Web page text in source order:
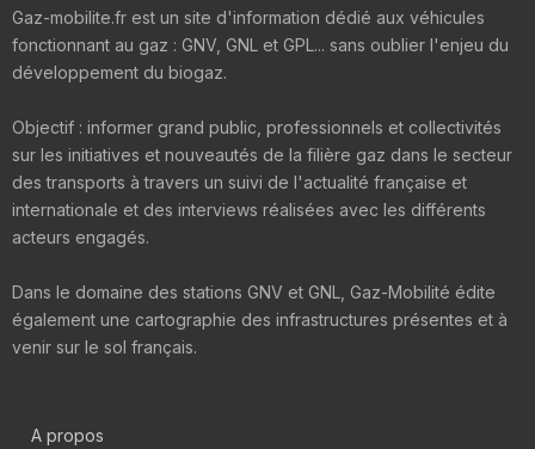
Gaz-mobilite.fr est un site d'information dédié aux véhicules
fonctionnant au gaz : GNV, GNL et GPL... sans oublier l'enjeu du
développement du biogaz.
Objectif : informer grand public, professionnels et collectivités
sur les initiatives et nouveautés de la filière gaz dans le secteur
des transports à travers un suivi de l'actualité française et
internationale et des interviews réalisées avec les différents
acteurs engagés.
Dans le domaine des stations GNV et GNL, Gaz-Mobilité édite
également une cartographie des infrastructures présentes et à
venir sur le sol français.
A propos